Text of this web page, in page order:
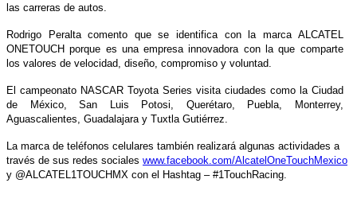
las carreras de autos.
Rodrigo Peralta comento que se identifica con la marca ALCATEL
ONETOUCH porque es una empresa innovadora con la que comparte
los valores de velocidad, diseño, compromiso y voluntad.
El campeonato NASCAR Toyota Series visita ciudades como la Ciudad
de México, San Luis Potosi, Querétaro, Puebla, Monterrey,
Aguascalientes, Guadalajara y Tuxtla Gutiérrez.
La marca de teléfonos celulares también realizará algunas actividades a
través de sus redes sociales www.facebook.com/AlcatelOneTouchMexico
y @ALCATEL1TOUCHMX con el Hashtag – #1TouchRacing.